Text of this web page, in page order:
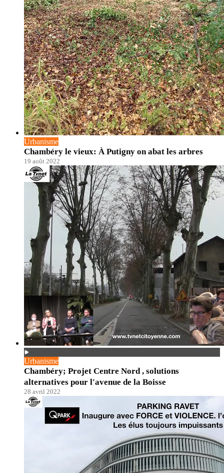
Urbanisme
Chambéry le vieux: À Putigny on abat les arbres
19 août 2022
Urbanisme
Chambéry; Projet Centre Nord , solutions
alternatives pour l'avenue de la Boisse
28 avril 2022